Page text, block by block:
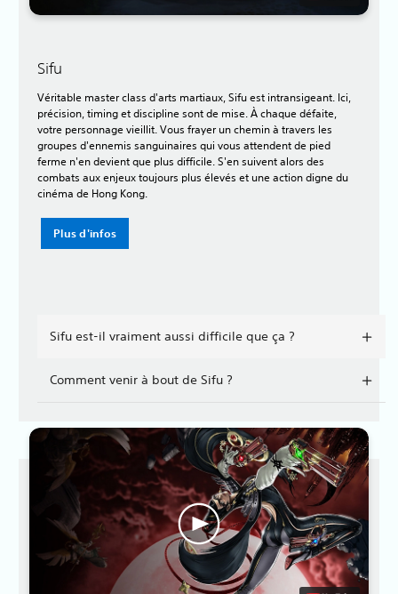
Sifu
Véritable master class d'arts martiaux, Sifu est intransigeant. Ici,
précision, timing et discipline sont de mise. À chaque défaite,
votre personnage vieillit. Vous frayer un chemin à travers les
groupes d'ennemis sanguinaires qui vous attendent de pied
ferme n'en devient que plus difficile. S'en suivent alors des
combats aux enjeux toujours plus élevés et une action digne du
cinéma de Hong Kong.
Plus d'infos
Sifu est-il vraiment aussi difficile que ça ?
Comment venir à bout de Sifu ?